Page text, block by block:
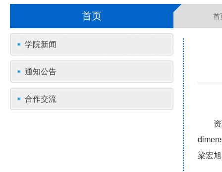
首页 首
学院新闻
通知公告
合作交流
梁宏